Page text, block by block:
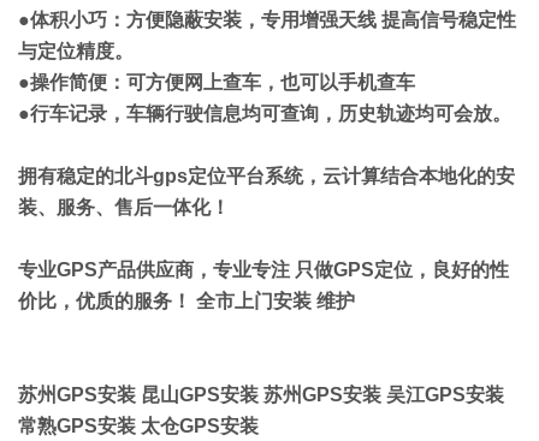
●体积小巧：方便隐蔽安装，专用增强天线 提高信号稳定性
与定位精度。
●操作简便：可方便网上查车，也可以手机查车
●行车记录，车辆行驶信息均可查询，历史轨迹均可会放。
拥有稳定的北斗gps定位平台系统，云计算结合本地化的安
装、服务、售后一体化！
专业GPS产品供应商，专业专注 只做GPS定位，良好的性
价比，优质的服务！ 全市上门安装 维护
苏州GPS安装 昆山GPS安装 苏州GPS安装 吴江GPS安装
常熟GPS安装 太仓GPS安装